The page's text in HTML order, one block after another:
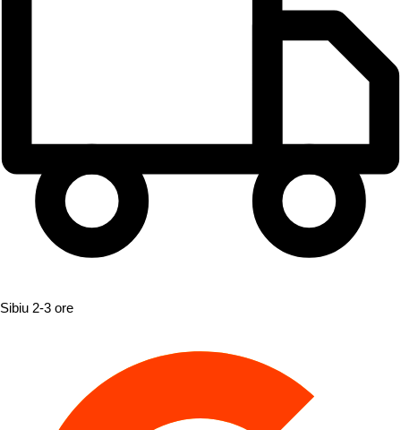
Sibiu 2-3 ore